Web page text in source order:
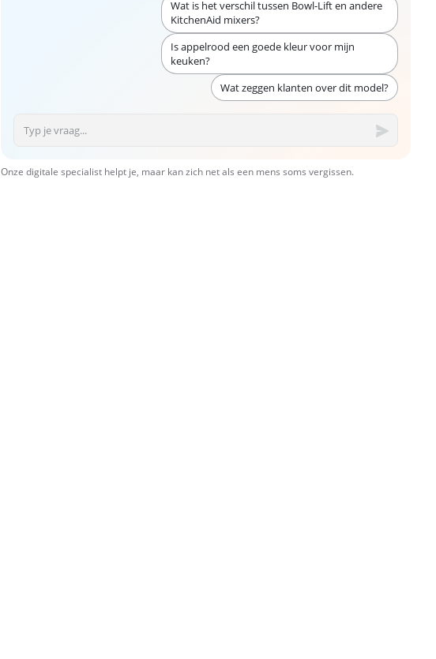
Wat is het verschil tussen Bowl-Lift en andere
KitchenAid mixers?
Is appelrood een goede kleur voor mijn
keuken?
Wat zeggen klanten over dit model?
Onze digitale specialist helpt je, maar kan zich net als een mens soms vergissen.